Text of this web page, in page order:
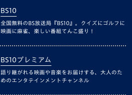
BS10
全国無料のBS放送局『BS10』。クイズにゴルフに
映画に麻雀、楽しい番組てんこ盛り！
BS10プレミアム
語り継がれる映画や音楽をお届けする、大人のた
めのエンタテインメントチャンネル